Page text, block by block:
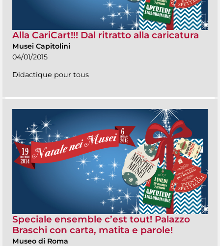
Alla CariCart!!! Dal ritratto alla caricatura
Musei Capitolini
04/01/2015
Didactique pour tous
Speciale ensemble c’est tout! Palazzo
Braschi con carta, matita e parole!
Museo di Roma